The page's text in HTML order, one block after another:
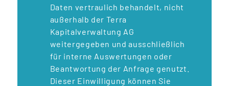
Daten vertraulich behandelt, nicht
außerhalb der Terra
Kapitalverwaltung AG
weitergegeben und ausschließlich
für interne Auswertungen oder
Beantwortung der Anfrage genutzt.
Dieser Einwilligung können Sie